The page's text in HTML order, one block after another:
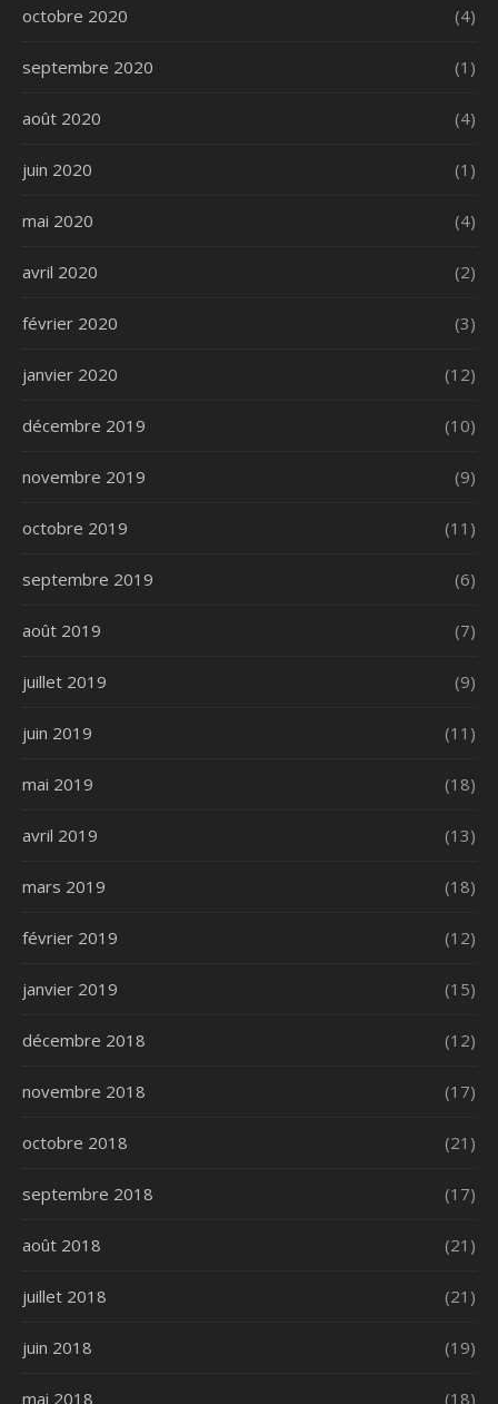
octobre 2020 (4)
septembre 2020 (1)
août 2020 (4)
juin 2020 (1)
mai 2020 (4)
avril 2020 (2)
février 2020 (3)
janvier 2020 (12)
décembre 2019 (10)
novembre 2019 (9)
octobre 2019 (11)
septembre 2019 (6)
août 2019 (7)
juillet 2019 (9)
juin 2019 (11)
mai 2019 (18)
avril 2019 (13)
mars 2019 (18)
février 2019 (12)
janvier 2019 (15)
décembre 2018 (12)
novembre 2018 (17)
octobre 2018 (21)
septembre 2018 (17)
août 2018 (21)
juillet 2018 (21)
juin 2018 (19)
mai 2018 (18)